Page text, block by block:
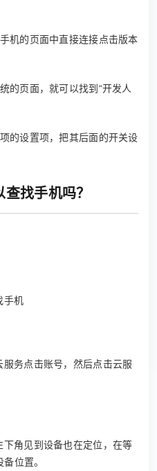
机的页面中直接连接点击版本
的页面，就可以找到“开发人
的设置项，把其后面的开关设
找手机吗？
手机
务点击账号，然后点击云服
角见到设备也在定位，在等
位置。